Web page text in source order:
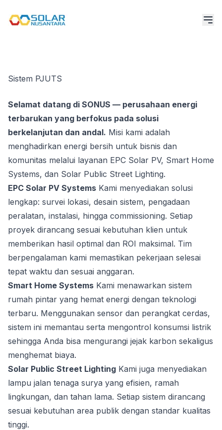
Sistem PJUTS
‹
Selamat datang di SONUS — perusahaan energi
terbarukan yang berfokus pada solusi
berkelanjutan dan andal. Misi kami adalah
menghadirkan energi bersih untuk bisnis dan
komunitas melalui layanan EPC Solar PV, Smart Home
Systems, dan Solar Public Street Lighting.
EPC Solar PV Systems Kami menyediakan solusi
lengkap: survei lokasi, desain sistem, pengadaan
peralatan, instalasi, hingga commissioning. Setiap
proyek dirancang sesuai kebutuhan klien untuk
memberikan hasil optimal dan ROI maksimal. Tim
berpengalaman kami memastikan pekerjaan selesai
tepat waktu dan sesuai anggaran.
Smart Home Systems Kami menawarkan sistem
rumah pintar yang hemat energi dengan teknologi
terbaru. Menggunakan sensor dan perangkat cerdas,
sistem ini memantau serta mengontrol konsumsi listrik
sehingga Anda bisa mengurangi jejak karbon sekaligus
menghemat biaya.
Solar Public Street Lighting Kami juga menyediakan
lampu jalan tenaga surya yang efisien, ramah
lingkungan, dan tahan lama. Setiap sistem dirancang
sesuai kebutuhan area publik dengan standar kualitas
tinggi.